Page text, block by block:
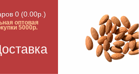
0 (0.00р.)
оптовая
5000р.